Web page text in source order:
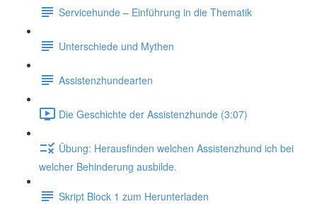
Servicehunde – Einführung in die Thematik
Unterschiede und Mythen
Assistenzhundearten
Die Geschichte der Assistenzhunde (3:07)
Übung: Herausfinden welchen Assistenzhund ich bei
welcher Behinderung ausbilde.
Skript Block 1 zum Herunterladen